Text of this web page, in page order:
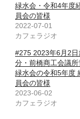
緑水会・令和4年度
員会の皆様
2022-07-01
カフェラジオ
#275 2023年6月2日
分・前橋商工会議
緑水会の令和5年度
員会の皆様
2023-06-02
カフェラジオ